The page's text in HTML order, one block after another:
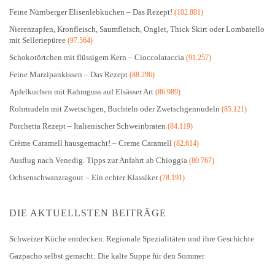
Feine Nürnberger Elisenlebkuchen – Das Rezept! (102.881)
Nierenzapfen, Kronfleisch, Saumfleisch, Onglet, Thick Skirt oder Lombatello
mit Selleriepüree (97.564)
Schokotörtchen mit flüssigem Kern – Cioccolataccia (91.257)
Feine Marzipankissen – Das Rezept (88.296)
Apfelkuchen mit Rahmguss auf Elsässer Art (86.989)
Rohrnudeln mit Zwetschgen, Buchteln oder Zwetschgennudeln (85.121)
Porchetta Rezept – Italienischer Schweinbraten (84.119)
Crème Caramell hausgemacht! – Creme Caramell (82.614)
Ausflug nach Venedig. Tipps zur Anfahrt ab Chioggia (80.767)
Ochsenschwanzragout – Ein echter Klassiker(78.191)
DIE AKTUELLSTEN BEITRÄGE
Schweizer Küche entdecken. Regionale Spezialitäten und ihre Geschichte
Gazpacho selbst gemacht: Die kalte Suppe für den Sommer